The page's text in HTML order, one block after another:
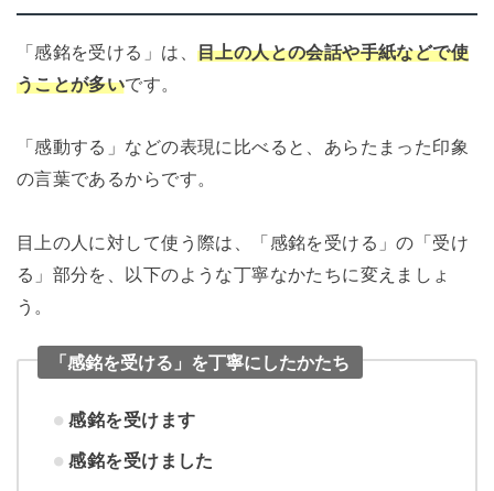
「感銘を受ける」は、 目上の人との会話や手紙などで使
うことが多いです。
「感動する」などの表現に比べると、あらたまった印象
の言葉であるからです。
目上の人に対して使う際は、「感銘を受ける」の「受け
る」部分を、以下のような丁寧なかたちに変えましょ
う。
「感銘を受ける」を丁寧にしたかたち
感銘を受けます
感銘を受けました